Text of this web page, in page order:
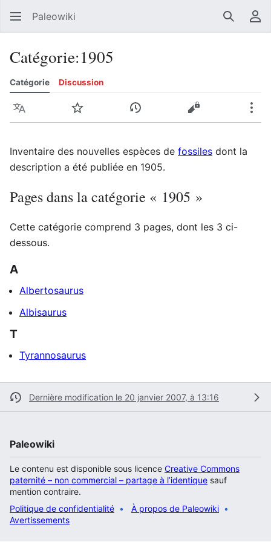
Paleowiki
Catégorie:1905
Catégorie Discussion
Langue Suivre Voir l’historiqueVoir le texte Plus
Inventaire des nouvelles espèces de fossiles dont la
description a été publiée en 1905.
Pages dans la catégorie « 1905 »
Cette catégorie comprend 3 pages, dont les 3 ci-
dessous.
A
Albertosaurus
Albisaurus
T
Tyrannosaurus
Dernière modification le 20 janvier 2007, à 13:16
Paleowiki
Le contenu est disponible sous licence Creative Commons
paternité – non commercial – partage à l’identique sauf
mention contraire.
Politique de confidentialité
À propos de Paleowiki
Avertissements